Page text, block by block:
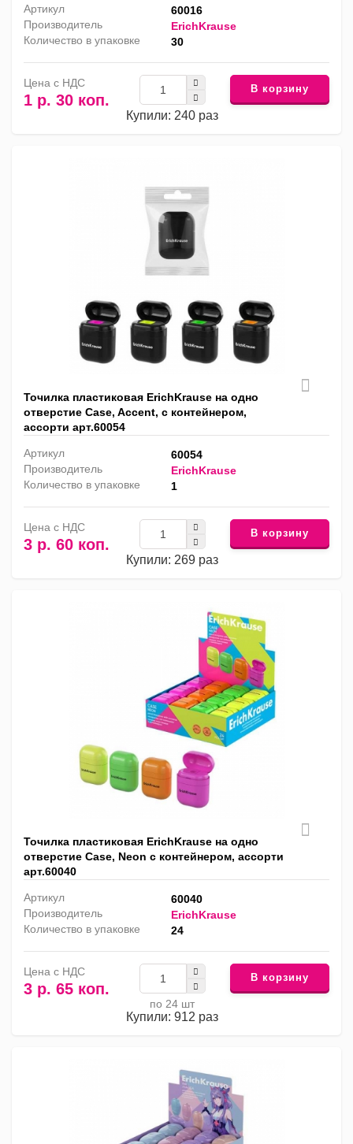
Артикул
60016
Производитель
ErichKrause
Количество в упаковке
30
Цена с НДС
1 р. 30 коп.
Купили: 240 раз
В корзину
Точилка пластиковая ErichKrause на одно
отверстие Case, Accent, с контейнером,
ассорти арт.60054
Артикул
60054
Производитель
ErichKrause
Количество в упаковке
1
Цена с НДС
3 р. 60 коп.
Купили: 269 раз
В корзину
Точилка пластиковая ErichKrause на одно
отверстие Case, Neon с контейнером, ассорти
арт.60040
Артикул
60040
Производитель
ErichKrause
Количество в упаковке
24
Цена с НДС
3 р. 65 коп.
по 24 шт
Купили: 912 раз
В корзину